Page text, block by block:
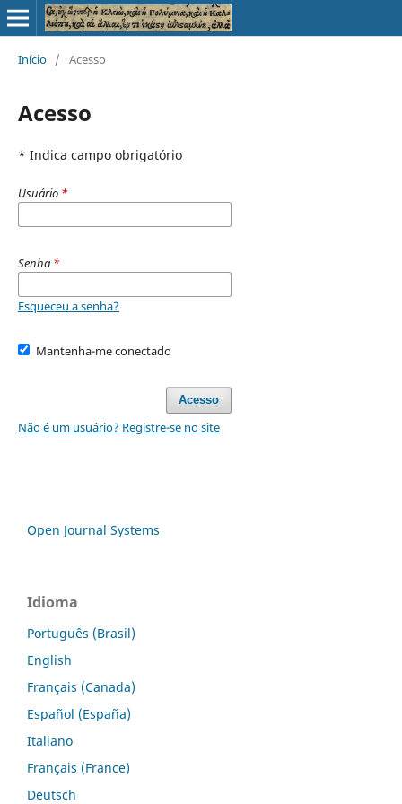
Início / Acesso
Acesso
* Indica campo obrigatório
Usuário *
Senha *
Esqueceu a senha?
Mantenha-me conectado
Acesso
Não é um usuário? Registre-se no site
Open Journal Systems
Idioma
Português (Brasil)
English
Français (Canada)
Español (España)
Italiano
Français (France)
Deutsch